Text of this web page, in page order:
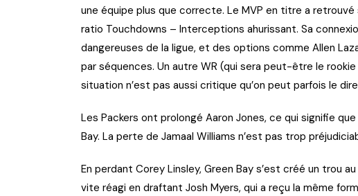
une équipe plus que correcte. Le MVP en titre a
ratio Touchdowns – Interceptions ahurissant. Sa
dangereuses de la ligue, et des options comme Allen
par séquences. Un autre WR (qui sera peut-être le
situation n’est pas aussi critique qu’on peut parfois le
Les Packers ont prolongé Aaron Jones, ce qui signifie
Bay. La perte de Jamaal Williams n’est pas trop
En perdant Corey Linsley, Green Bay s’est créé un trou
vite réagi en draftant Josh Myers, qui a reçu la même